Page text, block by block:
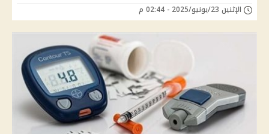
الإثنين 23/يونيو/2025 - 02:44 م